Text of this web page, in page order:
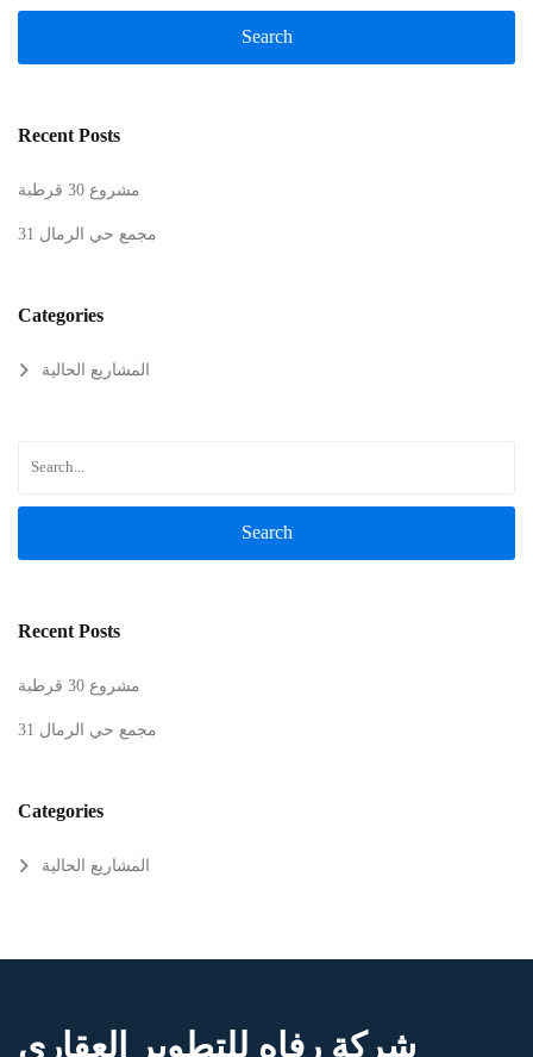
Search
Recent Posts
مشروع 30 قرطبة
مجمع حي الرمال 31
Categories
المشاريع الحالية
Search
Recent Posts
مشروع 30 قرطبة
مجمع حي الرمال 31
Categories
المشاريع الحالية
شركة رفاه للتطوير العقاري